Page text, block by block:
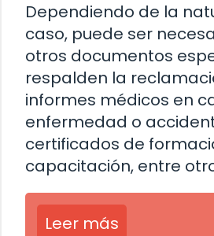
Dependiendo de la
caso, puede ser
otros documentos
respalden la
informes médicos en
enfermedad o
certificados de
capacitación, entre
Leer más